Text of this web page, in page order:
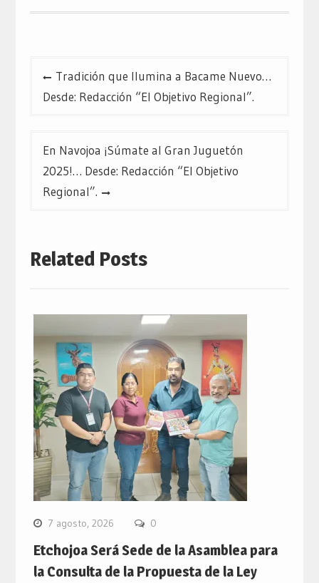
Navegación
de
Tradición que Ilumina a Bacame Nuevo…
Desde: Redacción “El Objetivo Regional”.
En Navojoa ¡Súmate al Gran Juguetón
2025!… Desde: Redacción “El Objetivo
Regional”.
Related Posts
7 agosto, 2026 0
Etchojoa Será Sede de la Asamblea para
la Consulta de la Propuesta de la Ley